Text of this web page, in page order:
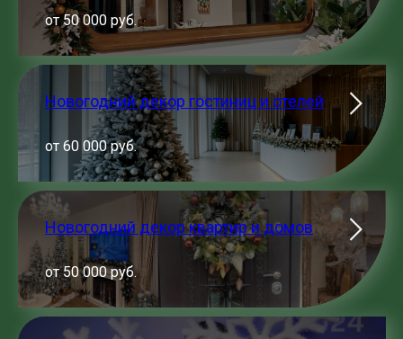
от 50 000 руб.
Новогодний декор гостиниц и отелей
от 60 000 руб.
Новогодний декор квартир и домов
от 50 000 руб.